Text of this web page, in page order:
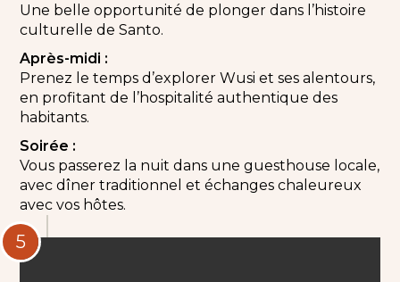
Une belle opportunité de plonger dans l’histoire
culturelle de Santo.
Après-midi :
Prenez le temps d’explorer Wusi et ses alentours,
en profitant de l’hospitalité authentique des
habitants.
Soirée :
Vous passerez la nuit dans une guesthouse locale,
avec dîner traditionnel et échanges chaleureux
avec vos hôtes.
5